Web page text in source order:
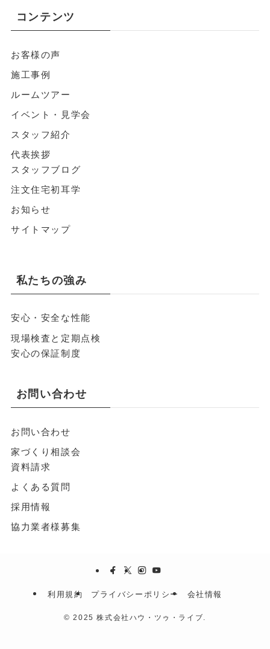
コンテンツ
お客様の声
施工事例
ルームツアー
イベント・見学会
スタッフ紹介
代表挨拶
スタッフブログ
注文住宅初耳学
お知らせ
サイトマップ
私たちの強み
安心・安全な性能
現場検査と定期点検
安心の保証制度
お問い合わせ
お問い合わせ
家づくり相談会
資料請求
よくある質問
採用情報
協力業者様募集
利用規約 プライバシーポリシー 会社情報
© 2025 株式会社ハウ・ツゥ・ライブ.